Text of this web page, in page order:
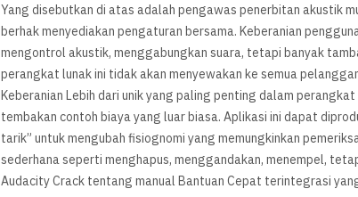
Yang disebutkan di atas adalah pengawas penerbitan akustik
berhak menyediakan pengaturan bersama. Keberanian
mengontrol akustik, menggabungkan suara, tetapi banyak
perangkat lunak ini tidak akan menyewakan ke semua
Keberanian Lebih dari unik yang paling penting dalam
tembakan contoh biaya yang luar biasa. Aplikasi ini dapat
tarik” untuk mengubah fisiognomi yang memungkinkan
sederhana seperti menghapus, menggandakan, menempel,
Audacity Crack tentang manual Bantuan Cepat terintegrasi